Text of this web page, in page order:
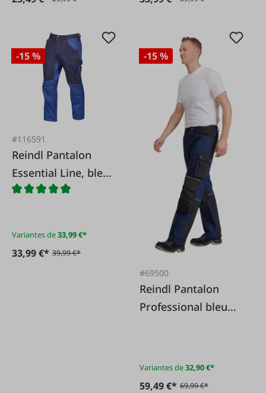
-15 %
#116591
Reindl Pantalon
Essential Line, bleu
Alaska/bleu foncé
Variantes de33,99 €*
33,99 €* 39,99 €*
-15 %
#69500
Reindl Pantalon
Professional bleu
Variantes de32,90 €*
59,49 €* 69,99 €*